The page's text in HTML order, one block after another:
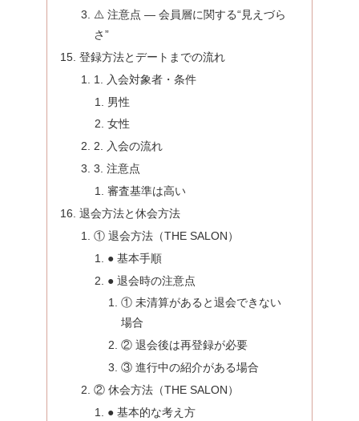
⚠️ 注意点 — 会員層に関する“見えづら
さ”
登録方法とデートまでの流れ
1. 入会対象者・条件
男性
女性
2. 入会の流れ
3. 注意点
審査基準は高い
退会方法と休会方法
① 退会方法（THE SALON）
● 基本手順
● 退会時の注意点
① 未清算があると退会できない
場合
② 退会後は再登録が必要
③ 進行中の紹介がある場合
② 休会方法（THE SALON）
● 基本的な考え方